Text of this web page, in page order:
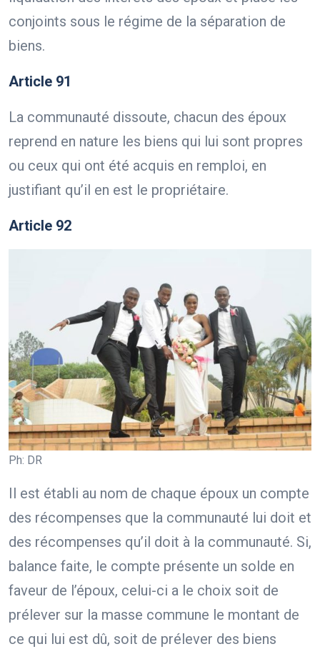
conjoints sous le régime de la séparation de
biens.
Article 91
La communauté dissoute, chacun des époux
reprend en nature les biens qui lui sont propres
ou ceux qui ont été acquis en remploi, en
justifiant qu’il en est le propriétaire.
Article 92
Ph: DR
Il est établi au nom de chaque époux un compte
des récompenses que la communauté lui doit et
des récompenses qu’il doit à la communauté. Si,
balance faite, le compte présente un solde en
faveur de l’époux, celui-ci a le choix soit de
prélever sur la masse commune le montant de
ce qui lui est dû, soit de prélever des biens